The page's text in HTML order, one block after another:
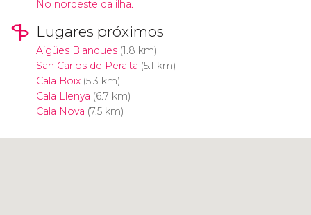
No nordeste da ilha.
Lugares próximos
Aigües Blanques(1.8 km)
San Carlos de Peralta (5.1 km)
Cala Boix(5.3 km)
Cala Llenya (6.7 km)
Cala Nova (7.5 km)